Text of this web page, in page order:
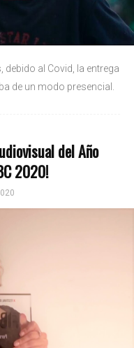
debido al Covid, la entrega
de un modo presencial.
del Año
2020!